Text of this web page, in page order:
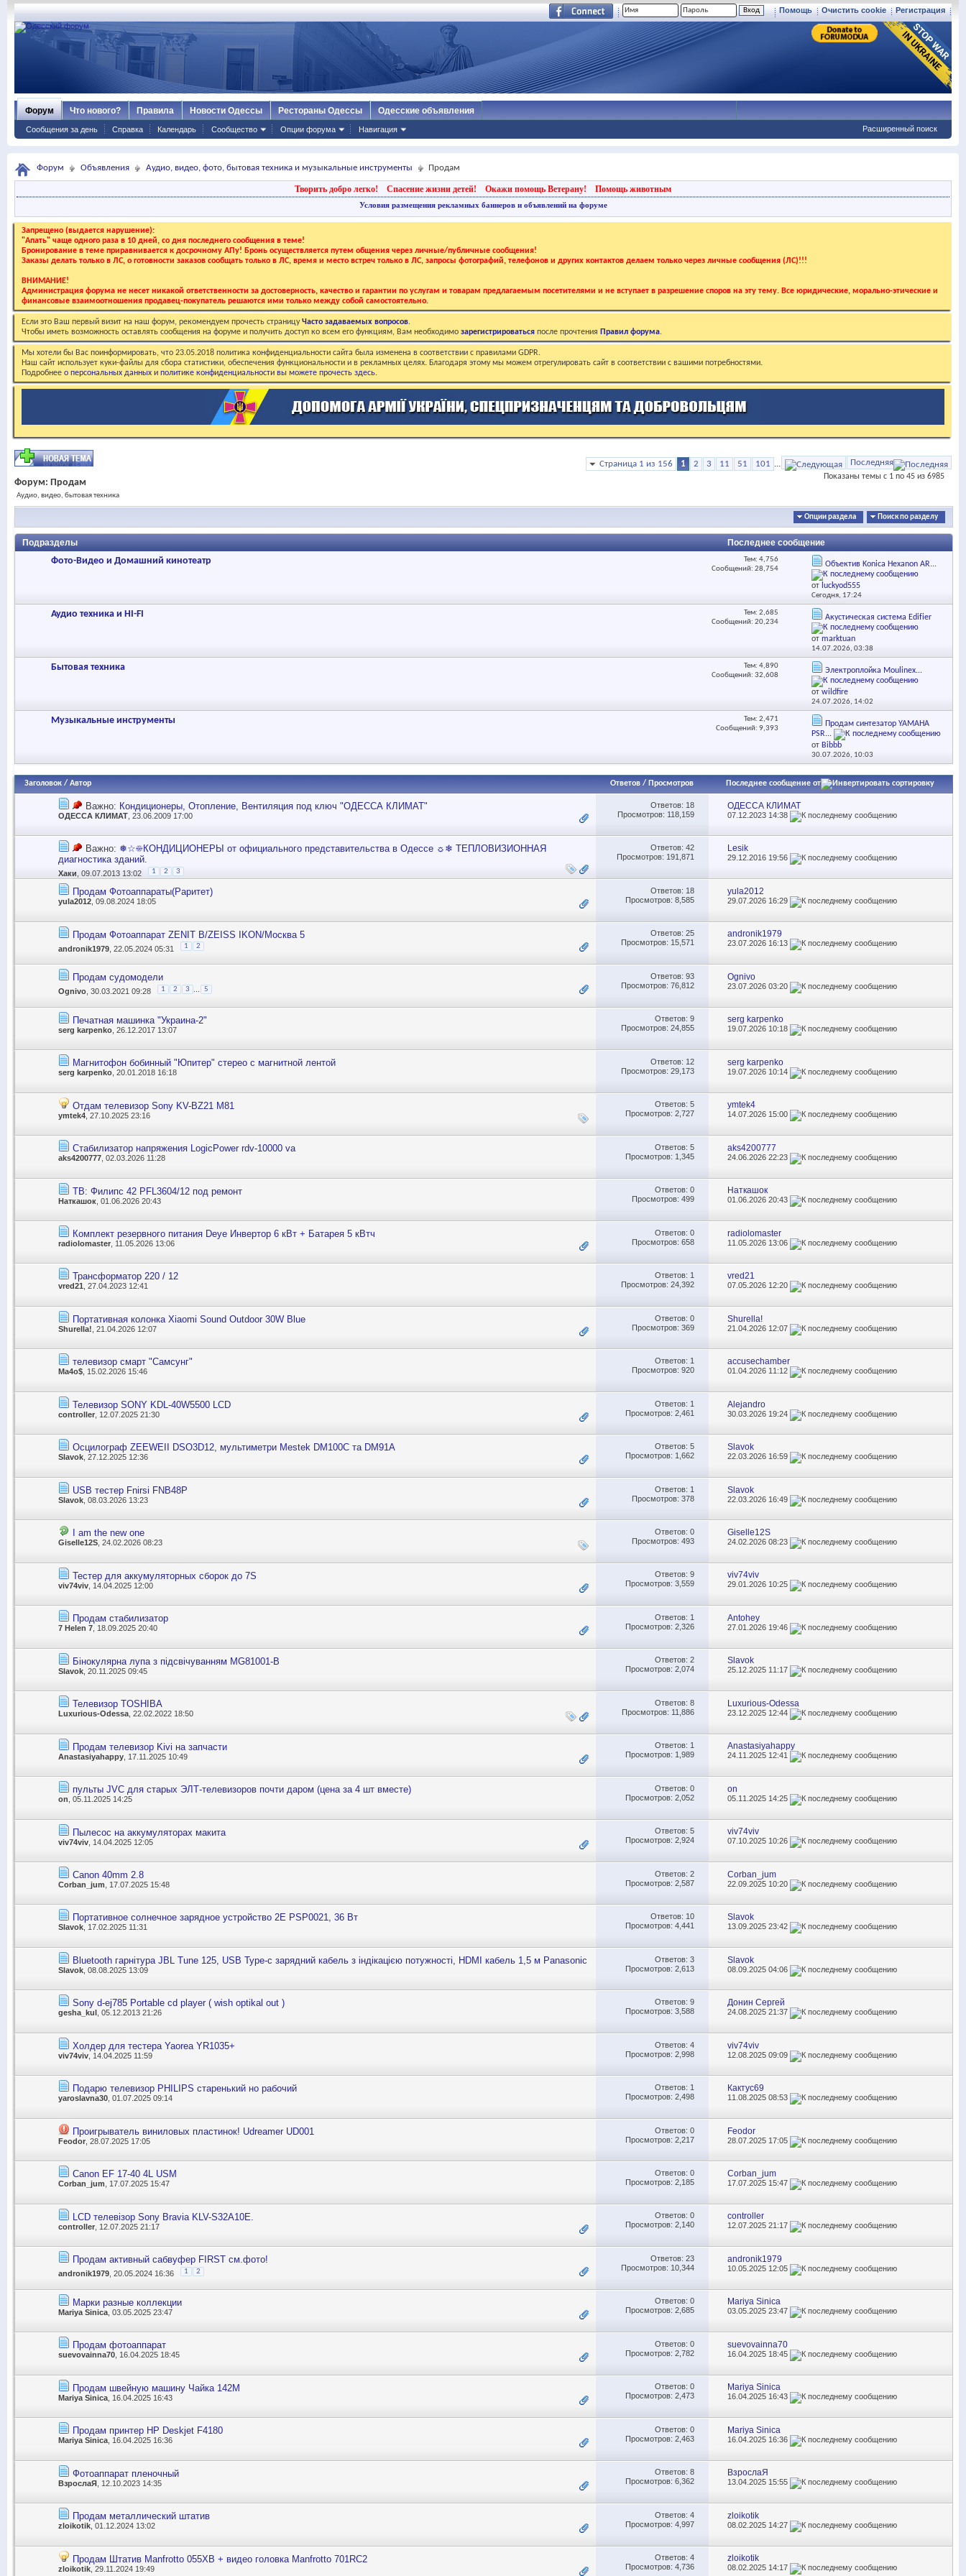
Регистрация
Очистить cookie
Помощь
Форум
Сообщения за день Справка Календарь Сообщество Опции форума Навигация
Что нового? Правила Новости Одессы Рестораны Одессы Одесские объявления
Расширенный поиск
Форум Объявления Аудио, видео, фото, бытовая техника и музыкальные инструменты Продам
Творить добро легко! Спасение жизни детей! Окажи помощь Ветерану! Помощь животным
Условия размещения рекламных баннеров и объявлений на форуме
Запрещено (выдается нарушение):
"Апать" чаще одного раза в 10 дней, со дня последнего сообщения в теме!
Бронирование в теме приравнивается к досрочному АПу! Бронь осуществляется путем общения через личные/публичные сообщения!
Заказы делать только в ЛС, о готовности заказов сообщать только в ЛС, время и место встреч только в ЛС, запросы фотографий, телефонов и других контактов делаем только через личные сообщения (ЛС)!!!
ВНИМАНИЕ!
Администрация форума не несет никакой ответственности за достоверность, качество и гарантии по услугам и товарам предлагаемым посетителями и не вступает в разрешение споров на эту тему. Все юридические, морально-этические и
финансовые взаимоотношения продавец-покупатель решаются ими только между собой самостоятельно.
Если это Ваш первый визит на наш форум, рекомендуем прочесть страницуЧасто задаваемых вопросов.
Чтобы иметь возможность оставлять сообщения на форуме и получить доступ ко всем его функциям, Вам необходимо зарегистрироваться после прочтения Правил форума.
Мы хотели бы Вас поинформировать, что 23.05.2018 политика конфиденциальности сайта была изменена в соответствии с правилами GDPR.
Наш сайт использует куки-файлы для сбора статистики, обеспечения функциональности и в рекламных целях. Благодаря этому мы можем отрегулировать сайт в соответствии с вашими потребностями.
Подробнее о персональных данных и политике конфиденциальности вы можете прочесть здесь.
Страница 1 из 156 1 2 3 11 51 101 ... Последняя
Показаны темы с 1 по 45 из 6985
Форум: Продам
Аудио, видео, бытовая техника
Опции раздела Поиск по разделу
Подразделы Последнее сообщение
Фото-Видео и Домашний кинотеатр
Тем: 4,756
Сообщений: 28,754
Объектив Konica Hexanon AR...
от luckyod555
Сегодня, 17:24
Аудио техника и HI-FI
Тем: 2,685
Сообщений: 20,234
Акустическая система Edifіer
отmarktuan
14.07.2026,03:38
Бытовая техника
Тем: 4,890
Сообщений: 32,608
Электроплойка Moulinex...
отwildfire
24.07.2026, 14:02
Музыкальные инструменты
Тем: 2,471
Сообщений: 9,393
Продам синтезатор YAMAHA
PSR...
от Bibbb
30.07.2026, 10:03
Заголовок / Автор Ответов/ Просмотров Последнее сообщение от
Важно: Кондиционеры, Отопление, Вентиляция под ключ "ОДЕССА КЛИМАТ"
ОДЕССА КЛИМАТ , 23.06.2009 17:00
Ответов: 18
Просмотров: 118,159
ОДЕССА КЛИМАТ
07.12.2023 14:38
Важно: ❅☆☀КОНДИЦИОНЕРЫ от официального представительства в Одессе ☼❄ ТЕПЛОВИЗИОННАЯ
диагностика зданий.
Хаки , 09.07.2013 13:02 1 2 3
Ответов: 42
Просмотров: 191,871
Lesik
29.12.2016 19:56
Продам Фотоаппараты(Раритет)
yula2012 , 09.08.2024 18:05
Ответов: 18
Просмотров: 8,585
yula2012
29.07.2026 16:29
Продам Фотоаппарат ZENIT В/ZEISS IKON/Москва 5
andronik1979 , 22.05.2024 05:31 1 2
Ответов: 25
Просмотров: 15,571
andronik1979
23.07.202616:13
Продам судомодели
Ognivo , 30.03.2021 09:28 1 2 3 5
Ответов: 93
Просмотров: 76,812
Ognivo
23.07.202603:20
Печатная машинка "Украина-2"
serg karpenko , 26.12.2017 13:07
Ответов: 9
Просмотров: 24,855
serg karpenko
19.07.2026 10:18
Магнитофон бобинный "Юпитер" стерео с магнитной лентой
serg karpenko , 20.01.2018 16:18
Ответов: 12
Просмотров: 29,173
serg karpenko
19.07.2026 10:14
Отдам телевизор Sony KV-BZ21 M81
ymtek4 , 27.10.2025 23:16
Ответов: 5
Просмотров: 2,727
ymtek4
14.07.2026 15:00
Стабилизатор напряжения LogicPower rdv-10000 va
aks4200777 , 02.03.2026 11:28
Ответов: 5
Просмотров: 1,345
aks4200777
24.06.202622:23
ТВ: Филипс 42 PFL3604/12 под ремонт
Наткашок , 01.06.2026 20:43
Ответов: 0
Просмотров: 499
Наткашок
01.06.202620:43
Комплект резервного питания Deye Инвертор 6 кВт + Батарея 5 кВтч
radiolomaster , 11.05.2026 13:06
Ответов: 0
Просмотров: 658
radiolomaster
11.05.2026 13:06
Трансформатор 220 / 12
vred21, 27.04.2023 12:41
Ответов: 1
Просмотров: 24,392
vred21
07.05.2026 12:20
Портативная колонка Xiaomi Sound Outdoor 30W Blue
Shurella! , 21.04.2026 12:07
Ответов: 0
Просмотров: 369
Shurella!
21.04.2026 12:07
телевизор смарт "Самсунг"
Ma4o$ , 15.02.2026 15:46
Ответов: 1
Просмотров: 920
accusechamber
01.04.2026 11:12
Телевизор SONY KDL-40W5500 LCD
controller , 12.07.2025 21:30
Ответов: 1
Просмотров: 2,461
Alejandro
30.03.2026 19:24
Осцилограф ZEEWEII DSO3D12, мультиметри Mestek DM100C та DM91А
Slavok , 27.12.2025 12:36
Ответов: 5
Просмотров: 1,662
Slavok
22.03.2026 16:59
USB тестер Fnirsi FNB48P
Slavok , 08.03.2026 13:23
Ответов: 1
Просмотров: 378
Slavok
22.03.2026 16:49
I am the new one
Giselle12S , 24.02.2026 08:23
Ответов: 0
Просмотров: 493
Giselle12S
24.02.202608:23
Тестер для аккумуляторных сборок до 7S
viv74viv , 14.04.2025 12:00
Ответов: 9
Просмотров: 3,559
viv74viv
29.01.202610:25
Продам стабилизатор
7 Helen 7 , 18.09.2025 20:40
Ответов: 1
Просмотров: 2,326
Antohey
27.01.2026 19:46
Бінокулярна лупа з підсвічуванням MG81001-B
Slavok , 20.11.2025 09:45
Ответов: 2
Просмотров: 2,074
Slavok
25.12.2025 11:17
Телевизор TOSHIBA
Luxurious-Odessa , 22.02.2022 18:50
Ответов: 8
Просмотров: 11,886
Luxurious-Odessa
23.12.2025 12:44
Продам телевизор Kivi на запчасти
Anastasiyahappy , 17.11.2025 10:49
Ответов: 1
Просмотров: 1,989
Anastasiyahappy
24.11.2025 12:41
пульты JVC для старых ЭЛТ-телевизоров почти даром (цена за 4 шт вместе)
on , 05.11.2025 14:25
Ответов: 0
Просмотров: 2,052
on
05.11.2025 14:25
Пылесос на аккумуляторах макита
viv74viv , 14.04.2025 12:05
Ответов: 5
Просмотров: 2,924
viv74viv
07.10.2025 10:26
Canon 40mm 2.8
Corban_jum , 17.07.2025 15:48
Ответов: 2
Просмотров: 2,587
Corban_jum
22.09.2025 10:20
Портативное солнечное зарядное устройство 2E PSP0021, 36 Вт
Slavok, 17.02.2025 11:31
Ответов: 10
Просмотров: 4,441
Slavok
13.09.202523:42
Bluetooth гарнітура JBL Tune 125, USB Type-c зарядний кабель з індікацією потужності, HDMI кабель 1,5 м Panasonic
Slavok , 08.08.2025 13:09
Ответов: 3
Просмотров: 2,613
Slavok
08.09.202504:06
Sony d-ej785 Portable cd player ( wish optikal out )
gesha_kul , 05.12.2013 21:26
Ответов: 9
Просмотров: 3,588
Донин Сергей
24.08.202521:37
Холдер для тестера Yaorea YR1035+
viv74viv , 14.04.2025 11:59
Ответов: 4
Просмотров: 2,998
viv74viv
12.08.202509:09
Подарю телевизор PHILIPS cтаренький но рабочий
yaroslavna30 , 01.07.2025 09:14
Ответов: 1
Просмотров: 2,498
Кактус69
11.08.202508:53
Проигрыватель виниловых пластинок! Udreamer UD001
Feodor , 28.07.2025 17:05
Ответов: 0
Просмотров: 2,217
Feodor
28.07.2025 17:05
Canon EF 17-40 4L USM
Corban_jum , 17.07.2025 15:47
Ответов: 0
Просмотров: 2,185
Corban_jum
17.07.2025 15:47
LCD телевізор Sony Bravia KLV-S32A10E.
controller , 12.07.2025 21:17
Ответов: 0
Просмотров: 2,140
controller
12.07.202521:17
Продам активный сабвуфер FIRST см.фото!
andronik1979 , 20.05.2024 16:36 1 2
Ответов: 23
Просмотров: 10,344
andronik1979
10.05.2025 12:05
Марки разные коллекции
Mariya Sinica , 03.05.2025 23:47
Ответов: 0
Просмотров: 2,685
Mariya Sinica
03.05.202523:47
Продам фотоаппарат
suevovainna70 , 16.04.2025 18:45
Ответов: 0
Просмотров: 2,782
suevovainna70
16.04.2025 18:45
Продам швейную машину Чайка 142М
Mariya Sinica , 16.04.2025 16:43
Ответов: 0
Просмотров: 2,473
Mariya Sinica
16.04.2025 16:43
Продам принтер HP Deskjet F4180
Mariya Sinica , 16.04.2025 16:36
Ответов: 0
Просмотров: 2,463
Mariya Sinica
16.04.2025 16:36
Фотоаппарат пленочный
ВзрослаЯ , 12.10.2023 14:35
Ответов: 8
Просмотров: 6,362
ВзрослаЯ
13.04.2025 15:55
Продам металлический штатив
zloikotik , 01.12.2024 13:02
Ответов: 4
Просмотров: 4,997
zloikotik
08.02.2025 14:27
Продам Штатив Manfrotto 055XB + видео головка Manfrotto 701RC2
zloikotik , 29.11.2024 19:49
Ответов: 4
Просмотров: 4,736
zloikotik
08.02.2025 14:17